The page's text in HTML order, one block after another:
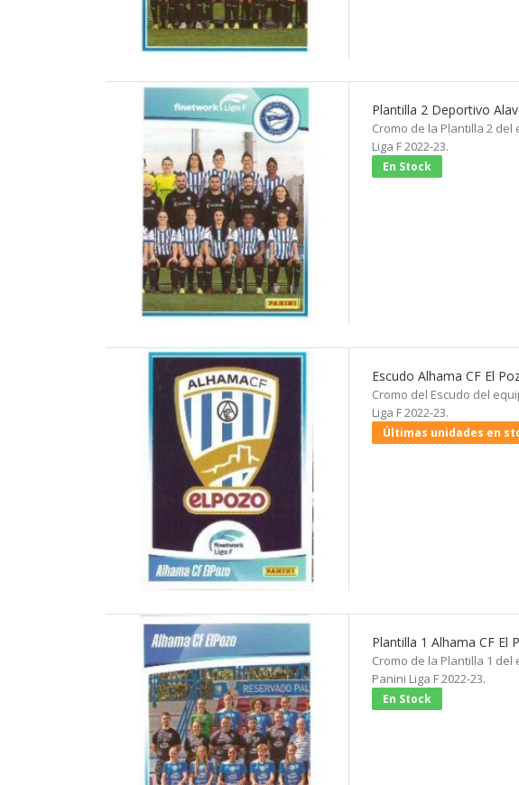
Plantilla 2 Deportivo
Cromo de la Plantilla 2
Liga F 2022-23.
En Stock
Escudo Alhama CF El
Cromo del Escudo del
Liga F 2022-23.
Últimas unidades en
Plantilla 1 Alhama CF El
Cromo de la Plantilla 1 del
Panini Liga F 2022-23.
En Stock